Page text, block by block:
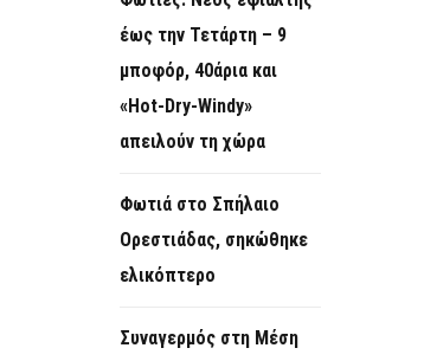
έως την Τετάρτη – 9
μποφόρ, 40άρια και
«Hot-Dry-Windy»
απειλούν τη χώρα
Φωτιά στο Σπήλαιο
Ορεστιάδας, σηκώθηκε
ελικόπτερο
Συναγερμός στη Μέση